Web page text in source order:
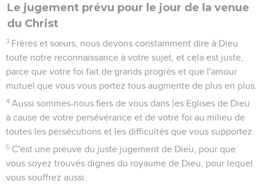
Le jugement prévu pour le jour de la venue
du Christ
3 Frères et sœurs, nous devons constamment dire à Dieu
toute notre reconnaissance à votre sujet, et cela est juste,
parce que votre foi fait de grands progrès et que l'amour
mutuel que vous vous portez tous augmente de plus en plus.
4 Aussi sommes-nous fiers de vous dans les Eglises de Dieu
à cause de votre persévérance et de votre foi au milieu de
toutes les persécutions et les difficultés que vous supportez.
5 C'est une preuve du juste jugement de Dieu, pour que
vous soyez trouvés dignes du royaume de Dieu, pour lequel
vous souffrez aussi.